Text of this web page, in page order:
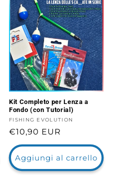
Kit Completo per Lenza a
Fondo (con Tutorial)
Fornitore:
FISHING EVOLUTION
Prezzo
di
listino
€10,90 EUR
Aggiungi al carrello